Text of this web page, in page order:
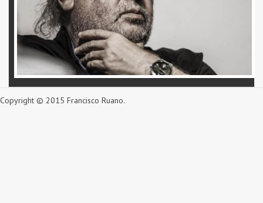
Copyright © 2015 Francisco Ruano.